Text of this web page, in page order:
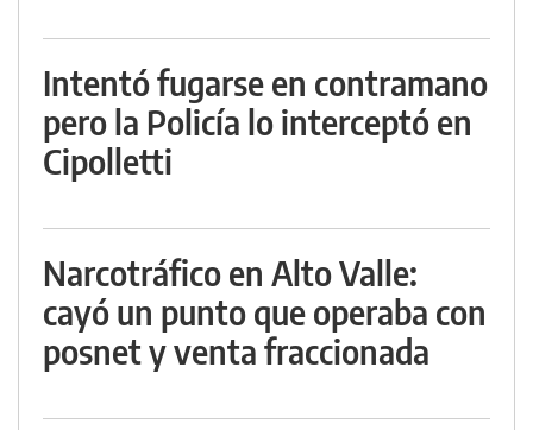
Intentó fugarse en contramano
pero la Policía lo interceptó en
Cipolletti
Narcotráfico en Alto Valle:
cayó un punto que operaba con
posnet y venta fraccionada